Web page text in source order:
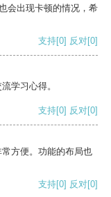
会出现卡顿的情况，希
支持[0] 反对[0]
学习心得。
支持[0] 反对[0]
方便。功能的布局也
支持[0] 反对[0]